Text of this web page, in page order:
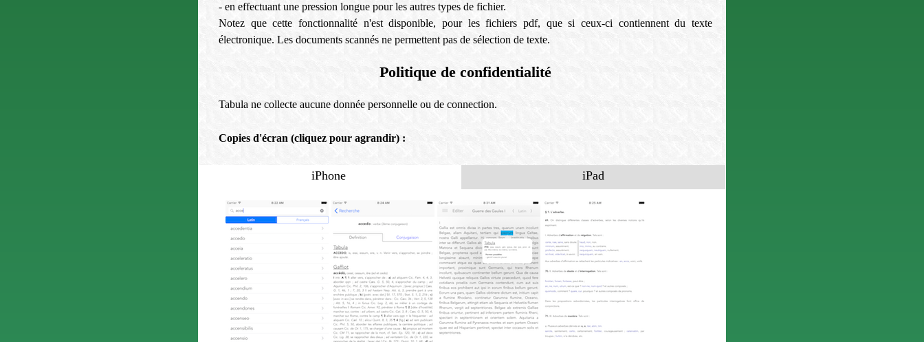
- en effectuant une pression longue pour les autres types de fichier.
Notez que cette fonctionnalité n'est disponible, pour les fichiers pdf, que si ceux-ci contiennent du texte
électronique. Les documents scannés ne permettent pas de sélection de texte.
Politique de confidentialité
Tabula ne collecte aucune donnée personnelle ou de connection.
Copies d'écran (cliquez pour agrandir) :
iPhone iPad